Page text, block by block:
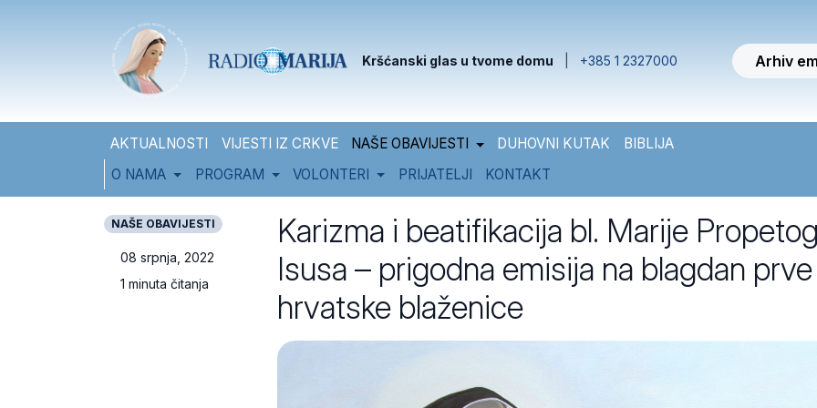
Kršćanski glas u tvome domu +385 1 2327000 Arhiv
AKTUALNOSTI VIJESTI IZ CRKVE NAŠE OBAVIJESTI DUHOVNI KUTAK
BIBLIJA
O NAMA
PROGRAM VOLONTERI PRIJATELJI KONTAKT
NAŠE OBAVIJESTI
08 srpnja, 2022
1 minuta čitanja
Karizma i beatifikacija bl. Marije Propetog
Isusa – prigodna emisija na blagdan prve
hrvatske blaženice